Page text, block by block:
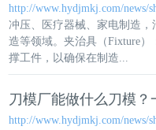
http://www.hydjmkj.com/news/
冲压、医疗器械、家电制造
造等领域。夹治具 （Fixture
撑工件，以确保在制造...
刀模厂能做什么刀模？
http://www.hydjmkj.com/news/